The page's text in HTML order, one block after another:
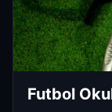
Futbol